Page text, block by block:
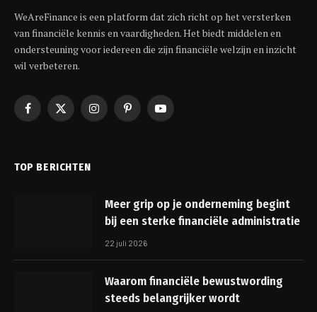
WeAreFinance is een platform dat zich richt op het versterken
van financiële kennis en vaardigheden. Het biedt middelen en
ondersteuning voor iedereen die zijn financiële welzijn en inzicht
wil verbeteren.
Facebook
X
InstagramPinterestYouTube
TOP BERICHTEN
Meer grip op je onderneming begint
bij een sterke financiële administratie
22 juli 2026
Waarom financiële bewustwording
steeds belangrijker wordt